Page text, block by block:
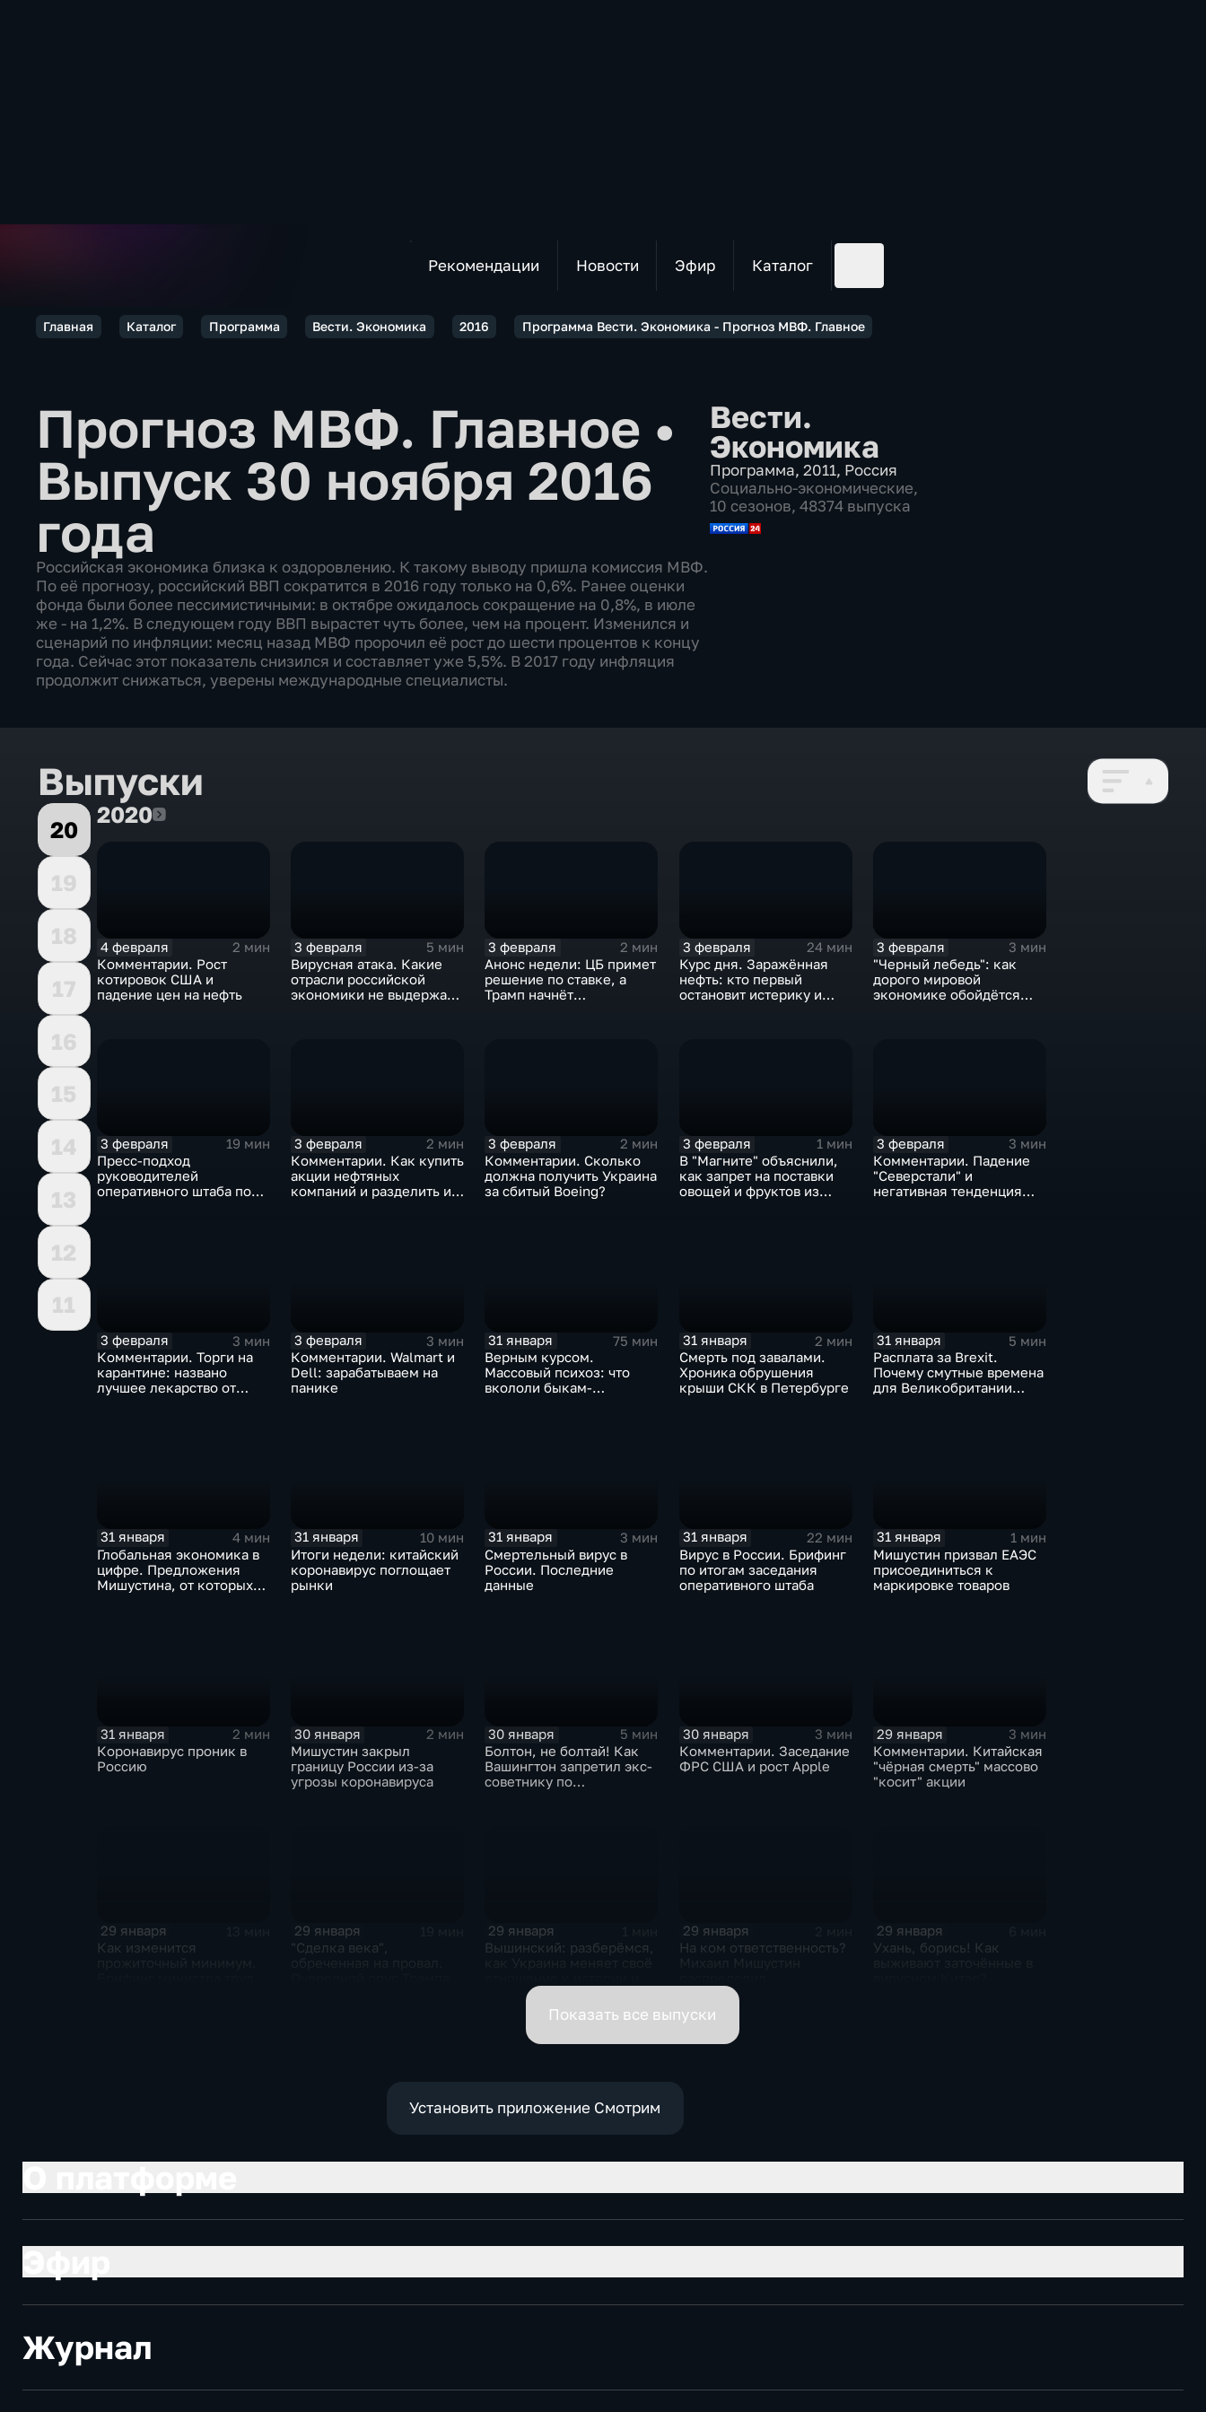
Рекомендации Новости Эфир Каталог
Главная Каталог Программа Вести. Экономика 2016 Программа Вести. Экономика - Прогноз МВФ. Главное
Прогноз МВФ. Главное •
Выпуск 30 ноября 2016
года
Российская экономика близка к оздоровлению. К такому выводу пришла комиссия МВФ.
По её прогнозу, российский ВВП сократится в 2016 году только на 0,6%. Ранее оценки
фонда были более пессимистичными: в октябре ожидалось сокращение на 0,8%, в июле
же - на 1,2%. В следующем году ВВП вырастет чуть более, чем на процент. Изменился и
сценарий по инфляции: месяц назад МВФ пророчил её рост до шести процентов к концу
года. Сейчас этот показатель снизился и составляет уже 5,5%. В 2017 году инфляция
продолжит снижаться, уверены международные специалисты.
Вести.
Экономика
Программа, 2011, Россия
Социально-экономические,
10 сезонов, 48374 выпуска
Выпуски
20
19
18
17
16
15
14
13
12
11
20202020
4 февраля
2 мин
Комментарии. Рост
котировок США и
падение цен на нефть
3 февраля
5 мин
Вирусная атака. Какие
отрасли российской
экономики не выдержат
3 февраля
2 мин
Анонс недели: ЦБ примет
решение по ставке, а
Трамп начнёт
3 февраля
24 мин
Курс дня. Заражённая
нефть: кто первый
остановит истерику и
3 февраля
3 мин
"Черный лебедь": как
дорого мировой
экономике обойдётся
3 февраля
19 мин
Пресс-подход
руководителей
оперативного штаба по
3 февраля
2 мин
Комментарии. Как купить
акции нефтяных
компаний и разделить их
3 февраля
2 мин
Комментарии. Сколько
должна получить Украина
за сбитый Boeing?
3 февраля
1 мин
В "Магните" объяснили,
как запрет на поставки
овощей и фруктов из
3 февраля
3 мин
Комментарии. Падение
"Северстали" и
негативная тенденция
3 февраля
3 мин
Комментарии. Торги на
карантине: названо
лучшее лекарство от
3 февраля
3 мин
Комментарии. Walmart и
Dell: зарабатываем на
панике
31 января
75 мин
Верным курсом.
Массовый психоз: что
вкололи быкам-
31 января
2 мин
Смерть под завалами.
Хроника обрушения
крыши СКК в Петербурге
31 января
5 мин
Расплата за Brexit.
Почему смутные времена
для Великобритании
31 января
4 мин
Глобальная экономика в
цифре. Предложения
Мишустина, от которых
31 января
10 мин
Итоги недели: китайский
коронавирус поглощает
рынки
31 января
3 мин
Смертельный вирус в
России. Последние
данные
31 января
22 мин
Вирус в России. Брифинг
по итогам заседания
оперативного штаба
31 января
1 мин
Мишустин призвал ЕАЭС
присоединиться к
маркировке товаров
31 января
2 мин
Коронавирус проник в
Россию
30 января
2 мин
Мишустин закрыл
границу России из-за
угрозы коронавируса
30 января
5 мин
Болтон, не болтай! Как
Вашингтон запретил экс-
советнику по
30 января
3 мин
Комментарии. Заседание
ФРС США и рост Apple
29 января
3 мин
Комментарии. Китайская
"чёрная смерть" массово
"косит" акции
29 января
Как изменится
29 января
"Сделка века",
29 января
Вышинский: разберёмся,
почему
29 января
На ком ответственность?
обязанности вице-
премьеров
29 января
Ухань, борись! Как
Показать все выпуски
Установить приложение Смотрим
Журнал